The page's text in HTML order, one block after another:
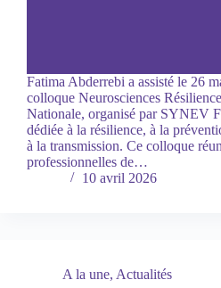
Fatima Abderrebi a assisté le 26
colloque Neurosciences
Nationale, organisé par SYNEV
dédiée à la résilience, à la
à la transmission. Ce colloque
professionnelles de…
10 avril 2026
A la une, Actualités